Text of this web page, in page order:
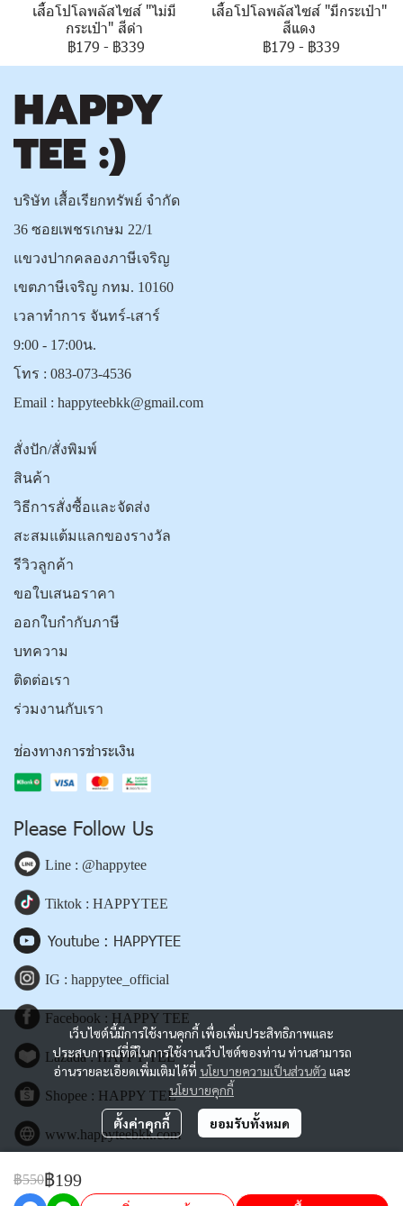
เสื้อโปโลพลัสไซส์ "ไม่มี
กระเป๋า" สีดำ
฿179 - ฿339
เสื้อโปโลพลัสไซส์ "มีกระเป๋า"
สีแดง
฿179 - ฿339
฿550฿199
เว็บไซต์นี้มีการใช้งานคุกกี้ เพื่อเพิ่มประสิทธิภาพและ
ประสบการณ์ที่ดีในการใช้งานเว็บไซต์ของท่าน ท่านสามารถ
อ่านรายละเอียดเพิ่มเติมได้ที่ นโยบายความเป็นส่วนตัว และ
นโยบายคุกกี้
ตั้งค่าคุกกี้ ยอมรับทั้งหมด
บริษัท เสื้อเรียกทรัพย์ จำกัด
36 ซอยเพชรเกษม 22/1
แขวงปากคลองภาษีเจริญ
เขตภาษีเจริญ กทม. 10160
เวลาทำการ จันทร์-เสาร์
9:00 - 17:00น.
โทร : 083-073-4536
Email : happyteebkk@gmail.com
สั่งปัก/สั่งพิมพ์
สินค้า
วิธีการสั่งซื้อและจัดส่ง
สะสมแต้มแลกของรางวัล
รีวิวลูกค้า
ขอใบเสนอราคา
ออกใบกำกับภาษี
บทความ
ติดต่อเรา
ร่วมงานกับเรา
ช่องทางการชำระเงิน
Please Follow Us
Line : @happytee
Tiktok : HAPPYTEE
Youtube : HAPPYTEE
IG : happytee_official
Facebook : HAPPY TEE
Lazada : HAPPY TEE
Shopee : HAPPY TEE
www.happyteebkk.com
Copyright | All Rights Reserved | Powered by happyteebkk.com